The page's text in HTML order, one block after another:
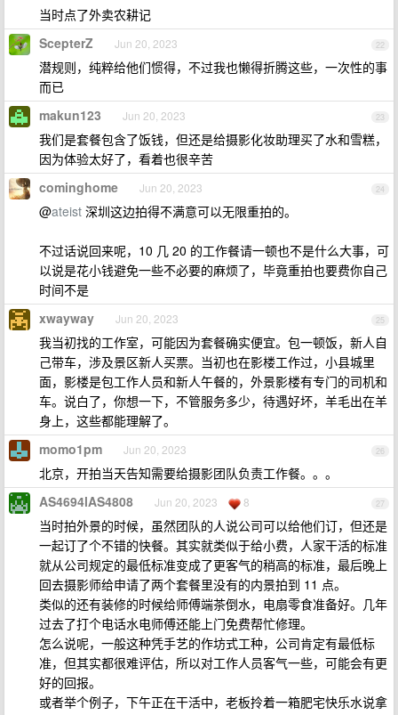
当时点了外卖农耕记
22
ScepterZ Jun 20, 2023
潜规则，纯粹给他们惯得，不过我也懒得折腾这些，一次性的事
而已
23
makun123 Jun 20, 2023
我们是套餐包含了饭钱，但还是给摄影化妆助理买了水和雪糕，
因为体验太好了，看着也很辛苦
24
cominghome Jun 20, 2023
@ateist 深圳这边拍得不满意可以无限重拍的。
不过话说回来呢，10 几 20 的工作餐请一顿也不是什么大事，可
以说是花小钱避免一些不必要的麻烦了，毕竟重拍也要费你自己
时间不是
25
xwayway Jun 20, 2023
我当初找的工作室，可能因为套餐确实便宜。包一顿饭，新人自
己带车，涉及景区新人买票。当初也在影楼工作过，小县城里
面，影楼是包工作人员和新人午餐的，外景影楼有专门的司机和
车。说白了，你想一下，不管服务多少，待遇好坏，羊毛出在羊
身上，这些都能理解了。
26
momo1pm Jun 20, 2023
北京，开拍当天告知需要给摄影团队负责工作餐。。。
27
AS4694lAS4808 Jun 20, 2023 8
当时拍外景的时候，虽然团队的人说公司可以给他们订，但还是
一起订了个不错的快餐。其实就类似于给小费，人家干活的标准
就从公司规定的最低标准变成了更客气的稍高的标准，最后晚上
回去摄影师给申请了两个套餐里没有的内景拍到 11 点。
类似的还有装修的时候给师傅端茶倒水，电扇零食准备好。几年
过去了打个电话水电师傅还能上门免费帮忙修理。
怎么说呢，一般这种凭手艺的作坊式工种，公司肯定有最低标
准，但其实都很难评估，所以对工作人员客气一些，可能会有更
好的回报。
或者举个例子，下午正在干活中，老板拎着一箱肥宅快乐水说拿